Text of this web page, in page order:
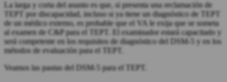
La larga y corta del asunto es que, si presenta una reclamación de
TEPT por discapacidad, incluso si ya tiene un diagnóstico de TEPT
de un médico externo, es probable que el VA le exija que se someta
al examen de C&P para el TEPT. El examinador estará capacitado y
será competente en los requisitos de diagnóstico del DSM-5 y en los
métodos de evaluación para el TEPT.
Veamos las pautas del DSM-5 para el TEPT.